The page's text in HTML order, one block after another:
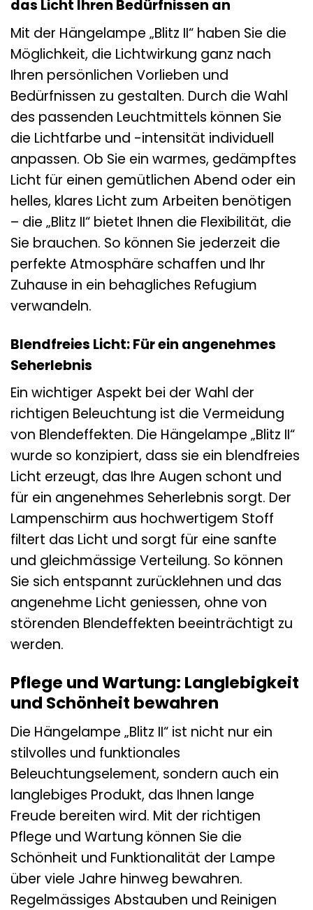
das Licht Ihren Bedürfnissen an
Mit der Hängelampe „Blitz II“ haben Sie die
Möglichkeit, die Lichtwirkung ganz nach
Ihren persönlichen Vorlieben und
Bedürfnissen zu gestalten. Durch die Wahl
des passenden Leuchtmittels können Sie
die Lichtfarbe und -intensität individuell
anpassen. Ob Sie ein warmes, gedämpftes
Licht für einen gemütlichen Abend oder ein
helles, klares Licht zum Arbeiten benötigen
– die „Blitz II“ bietet Ihnen die Flexibilität, die
Sie brauchen. So können Sie jederzeit die
perfekte Atmosphäre schaffen und Ihr
Zuhause in ein behagliches Refugium
verwandeln.
Blendfreies Licht: Für ein angenehmes
Seherlebnis
Ein wichtiger Aspekt bei der Wahl der
richtigen Beleuchtung ist die Vermeidung
von Blendeffekten. Die Hängelampe „Blitz II“
wurde so konzipiert, dass sie ein blendfreies
Licht erzeugt, das Ihre Augen schont und
für ein angenehmes Seherlebnis sorgt. Der
Lampenschirm aus hochwertigem Stoff
filtert das Licht und sorgt für eine sanfte
und gleichmässige Verteilung. So können
Sie sich entspannt zurücklehnen und das
angenehme Licht geniessen, ohne von
störenden Blendeffekten beeinträchtigt zu
werden.
Pflege und Wartung: Langlebigkeit
und Schönheit bewahren
Die Hängelampe „Blitz II“ ist nicht nur ein
stilvolles und funktionales
Beleuchtungselement, sondern auch ein
langlebiges Produkt, das Ihnen lange
Freude bereiten wird. Mit der richtigen
Pflege und Wartung können Sie die
Schönheit und Funktionalität der Lampe
über viele Jahre hinweg bewahren.
Regelmässiges Abstauben und Reinigen